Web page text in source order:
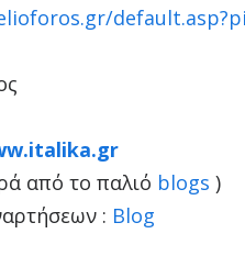
από το παλιό blogs )
: Blog